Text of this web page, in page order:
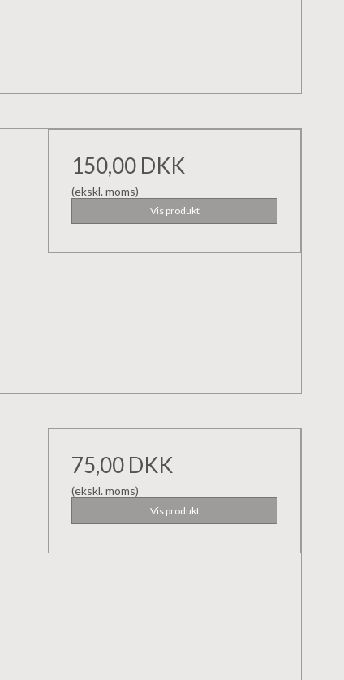
150,00 DKK
(ekskl. moms)
Vis produkt
75,00 DKK
(ekskl. moms)
Vis produkt